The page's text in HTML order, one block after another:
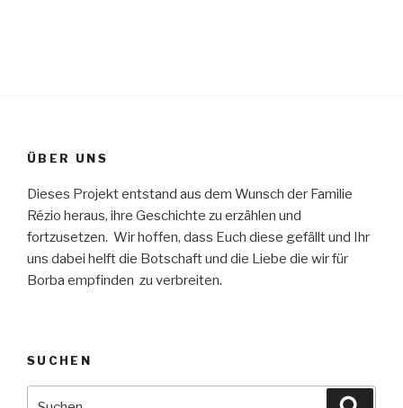
ÜBER UNS
Dieses Projekt entstand aus dem Wunsch der Familie
Rézio heraus, ihre Geschichte zu erzählen und
fortzusetzen. Wir hoffen, dass Euch diese gefällt und Ihr
uns dabei helft die Botschaft und die Liebe die wir für
Borba empfinden zu verbreiten.
SUCHEN